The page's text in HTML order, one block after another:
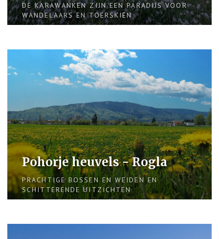
DE KARAWANKEN ZIJN EEN PARADIJS VOOR
WANDELAARS EN TOERSKIËN
Pohorje heuvels - Rogla
PRACHTIGE BOSSEN EN WEIDEN EN
SCHITTERENDE UITZICHTEN